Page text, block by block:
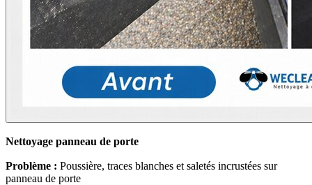
Nettoyage panneau de porte
Problème : Poussière, traces blanches et saletés incrustées sur
panneau de porte